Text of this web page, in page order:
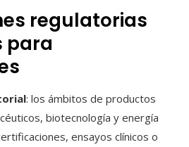
regulatorias
para
: los ámbitos de productos
biotecnología y energía
ensayos clínicos o